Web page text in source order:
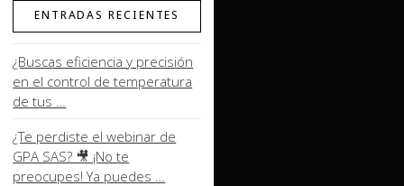
ENTRADAS RECIENTES
¿Buscas eficiencia y precisión
en el control de temperatura
de tus …
¿Te perdiste el webinar de
GPA SAS? 🎥 ¡No te
preocupes! Ya puedes …